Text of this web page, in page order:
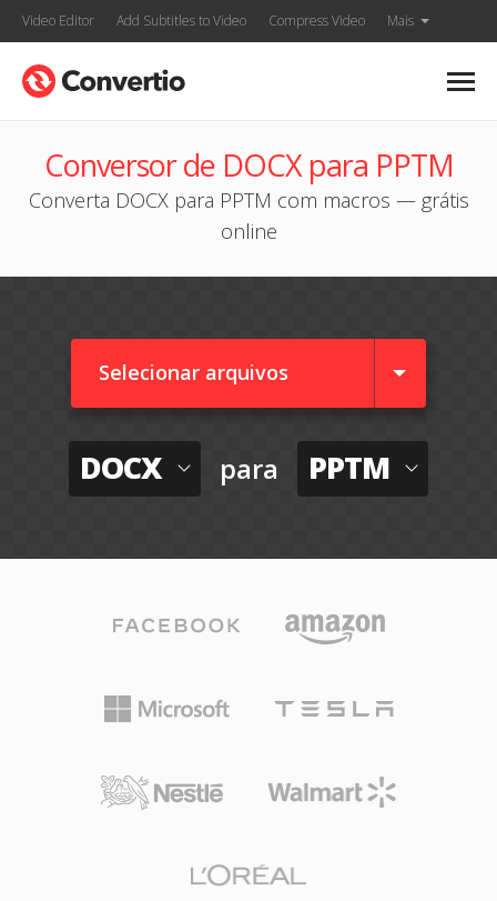
Video Editor Add Subtitles to Video Compress Video Mais
Conversor de DOCX para PPTM
Converta DOCX para PPTM com macros — grátis
online
Selecionar arquivos
DOCX para PPTM